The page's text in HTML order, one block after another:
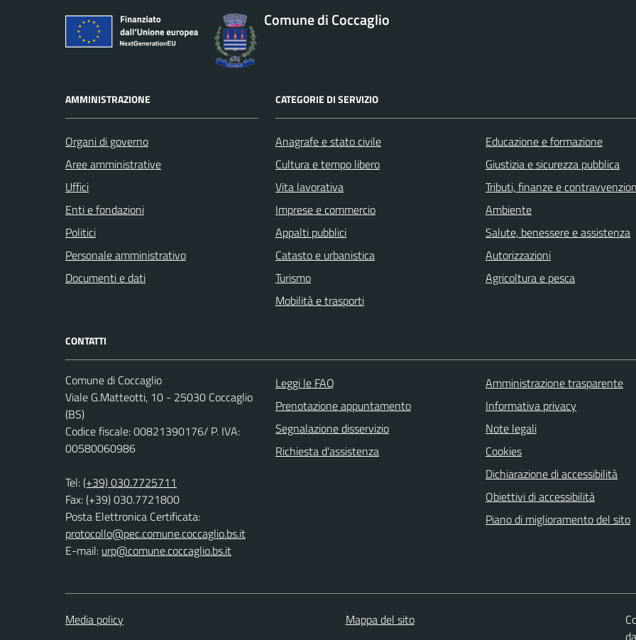
Comune di Coccaglio
AMMINISTRAZIONE
Organi di governo
Aree amministrative
Uffici
Enti e fondazioni
Politici
Personale amministrativo
Documenti e dati
CATEGORIE DI SERVIZIO
Anagrafe e stato civile
Cultura e tempo libero
Vita lavorativa
Imprese e commercio
Appalti pubblici
Catasto e urbanistica
Turismo
Mobilità e trasporti
Educazione e formazione
Giustizia e sicurezza pubblica
Tributi, finanze e
Ambiente
Salute, benessere e assistenza
Autorizzazioni
Agricoltura e pesca
CONTATTI
Comune di Coccaglio
Viale G.Matteotti, 10 - 25030 Coccaglio
(BS)
Codice fiscale: 00821390176/ P. IVA:
00580060986
Tel:(+39) 030.7725711
Fax: (+39) 030.7721800
Posta Elettronica Certificata:
protocollo@pec.comune.coccaglio.bs.it
E-mail: urp@comune.coccaglio.bs.it
Leggi le FAQ
Prenotazione appuntamento
Segnalazione disservizio
Richiesta d'assistenza
Amministrazione trasparente
Informativa privacy
Note legali
Cookies
Dichiarazione di accessibilità
Obiettivi di accessibilità
Piano di miglioramento del sito
Media policy Mappa del sito